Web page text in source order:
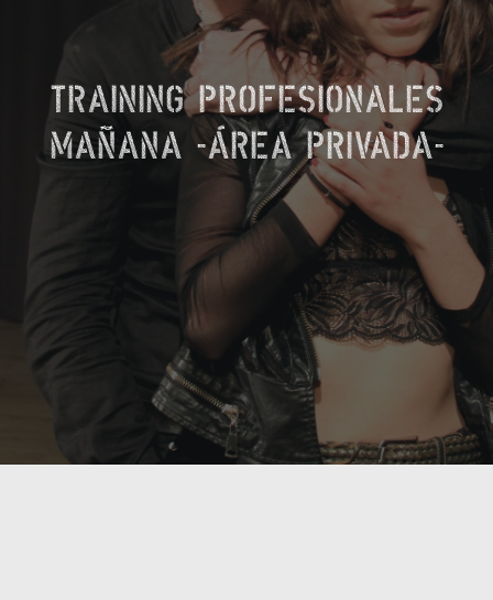
ALQUILER DE SALA
LLÁMANOS
TRAINING PROFESIONALES
MAÑANA -ÁREA PRIVADA-